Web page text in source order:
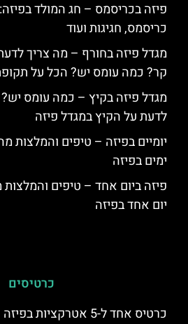
פיזה בכריסמס – חג המולד
כריסמס, חגיגות ועוד
מגדל פיזה בחורף – מה צריך
קר? כמה עומס יש? הכל על
מגדל פיזה בקיץ – כמה עומס
לדעת על הקיץ במגדל פיזה
ימים בפיזה
פיזה ביום אחד – טיפים
יום אחד בפיזה
כרטיסים
כרטיס אחד ל-5 אטרקציות בפיזה